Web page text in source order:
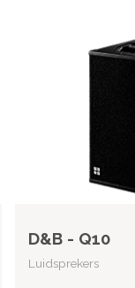
D&B - Q10
Luidsprekers